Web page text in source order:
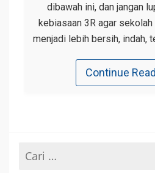
dibawah ini, dan jangan
kebiasaan 3R agar
menjadi lebih bersih, indah,
Continue